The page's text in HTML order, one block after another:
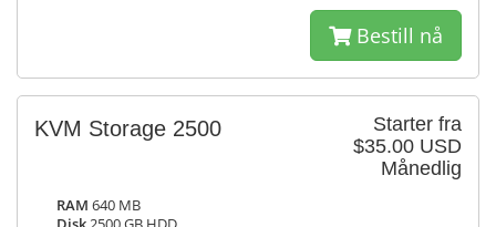
Bestill nå
Starter fra
$35.00 USD
Månedlig
KVM Storage 2500
RAM 640 MB